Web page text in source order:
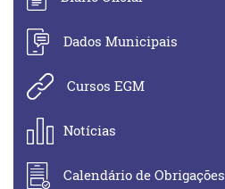
Dados Municipais
Cursos EGM
Notícias
Calendário de Obrigações